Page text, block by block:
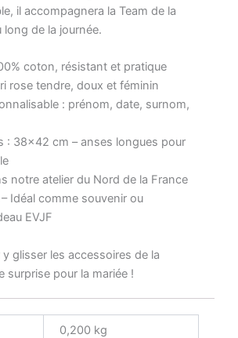
il accompagnera la Team de la
long de la journée.
coton, résistant et pratique
rose tendre, doux et féminin
: prénom, date, surnom,
: 38×42 cm – anses longues pour
atelier du Nord de la France
Idéal comme souvenir ou
EVJF
y glisser les accessoires de la
surprise pour la mariée !
0,200 kg